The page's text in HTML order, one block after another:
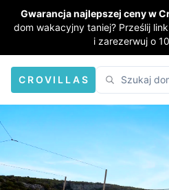
Gwarancja najlepszej ceny w
dom wakacyjny taniej? Prześlij
i zarezerwuj o
CROVILLAS